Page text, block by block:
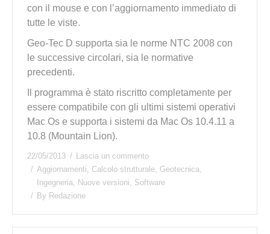
con il mouse e con l’aggiornamento immediato di
tutte le viste.
Geo-Tec D supporta sia le norme NTC 2008 con
le successive circolari, sia le normative
precedenti.
Il programma è stato riscritto completamente per
essere compatibile con gli ultimi sistemi operativi
Mac Os e supporta i sistemi da Mac Os 10.4.11 a
10.8 (Mountain Lion).
22/05/2013
Lascia un commento
Aggiornamenti
Calcolo strutturale Geotecnica
Ingegneria
Nuove versioni
Software
By Redazione